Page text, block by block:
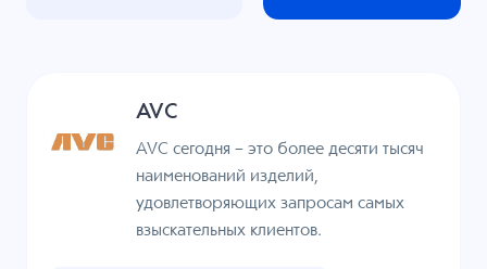
AVC
AVC сегодня – это более десяти тысяч
наименований изделий,
удовлетворяющих запросам самых
взыскательных клиентов.